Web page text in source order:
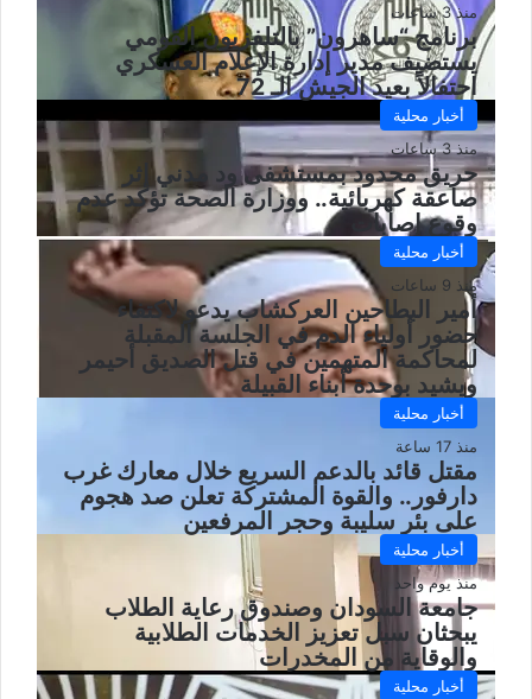
منذ 3 ساعات
برنامج “ساهرون” بالتلفزيون القومي
يستضيف مدير إدارة الإعلام العسكري
احتفالاً بعيد الجيش الـ 72
أخبار محلية
منذ 3 ساعات
حريق محدود بمستشفى ود مدني إثر
صاعقة كهربائية.. ووزارة الصحة تؤكد عدم
وقوع إصابات
أخبار محلية
منذ 9 ساعات
أمير البطاحين العركشاب يدعو لاكتفاء
حضور أولياء الدم في الجلسة المقبلة
لمحاكمة المتهمين في قتل الصديق أحيمر
ويشيد بوحدة أبناء القبيلة
أخبار محلية
منذ 17 ساعة
مقتل قائد بالدعم السريع خلال معارك غرب
دارفور.. والقوة المشتركة تعلن صد هجوم
على بئر سليبة وحجر المرفعين
أخبار محلية
منذ يوم واحد
جامعة السودان وصندوق رعاية الطلاب
يبحثان سبل تعزيز الخدمات الطلابية
والوقاية من المخدرات
أخبار محلية